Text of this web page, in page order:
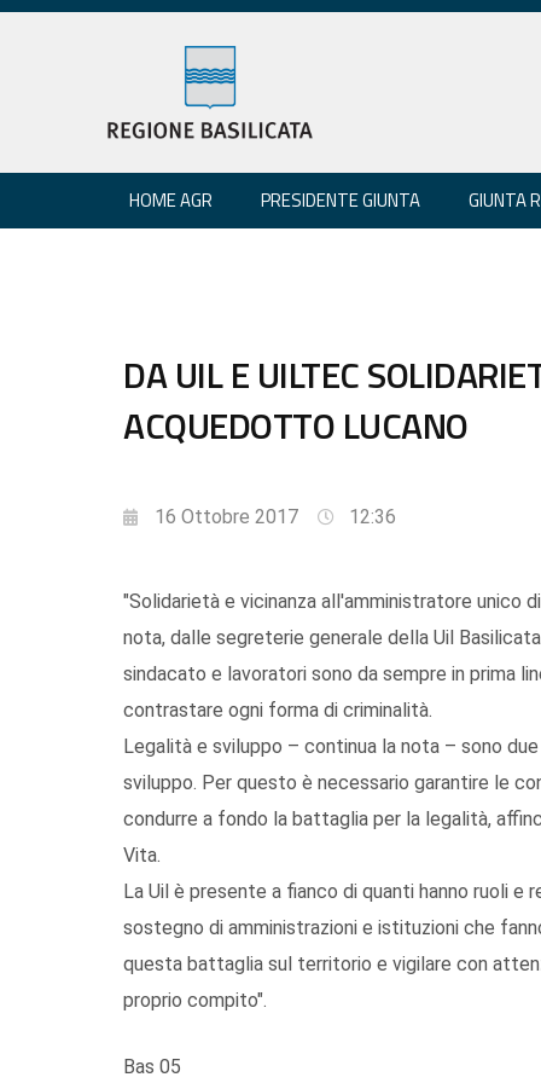
HOME AGR PRESIDENTE GIUNTA GIUNTA
DA UIL E UILTEC
ACQUEDOTTO LUCANO
16 Ottobre 2017 12:36
"Solidarietà e vicinanza all'amministratore unico
nota, dalle segreterie generale della Uil
sindacato e lavoratori sono da sempre in prima
contrastare ogni forma di criminalità.
Legalità e sviluppo – continua la nota – sono
sviluppo. Per questo è necessario garantire le
condurre a fondo la battaglia per la legalità,
Vita.
La Uil è presente a fianco di quanti hanno ruoli
sostegno di amministrazioni e istituzioni che
questa battaglia sul territorio e vigilare con
proprio compito".
Bas 05